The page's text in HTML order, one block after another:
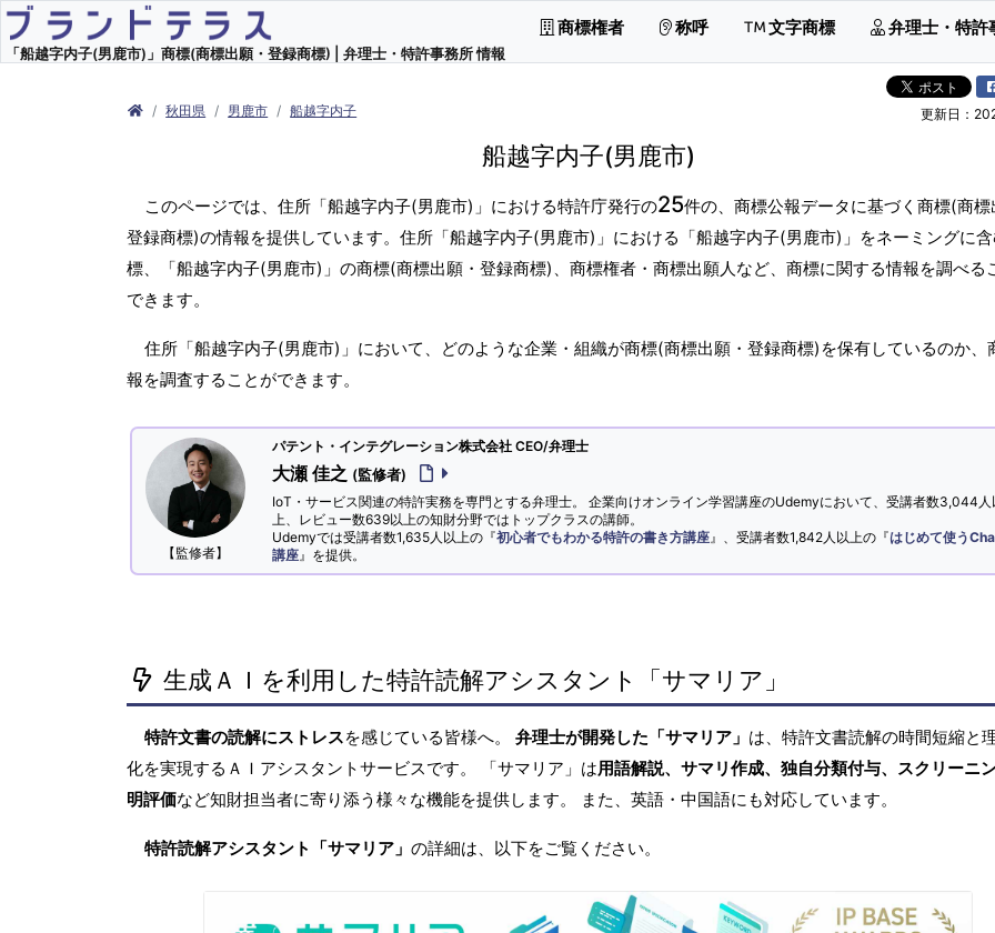
「船越字内子(男鹿市)」商標(商標出願・登録商標) | 弁理士・特許事務所 情報
商標権者 称呼 文字商標 弁理士・特許
秋田県 男鹿市 船越字内子 更新日：
船越字内子(男鹿市)
このページでは、住所「船越字内子(男鹿市)」における特許庁発行の25件の、商標公報データに基づく商標(商標
登録商標)の情報を提供しています。住所「船越字内子(男鹿市)」における「船越字内子(男鹿市)」をネーミングに
標、「船越字内子(男鹿市)」の商標(商標出願・登録商標)、商標権者・商標出願人など、商標に関する情報を調べる
できます。
住所「船越字内子(男鹿市)」において、どのような企業・組織が商標(商標出願・登録商標)を保有しているのか、
報を調査することができます。
【監修者】
パテント・インテグレーション株式会社 CEO/弁理士
大瀬 佳之 (監修者)
IoT・サービス関連の特許実務を専門とする弁理士。 企業向けオンライン学習講座のUdemyにおいて、受講者数3,044人
上、レビュー数639以上の知財分野ではトップクラスの講師。
Udemyでは受講者数1,635人以上の『初心者でもわかる特許の書き方講座 』、受講者数1,842人以上の『はじめて使う
講座 』を提供。
生成ＡＩを利用した特許読解アシスタント「サマリア」
特許文書の読解にストレスを感じている皆様へ。 弁理士が開発した「サマリア」 は、特許文書読解の時間短縮と
化を実現するＡＩアシスタントサービスです。 「サマリア」は用語解説、サマリ作成、独自分類付与、スクリーニ
明評価など知財担当者に寄り添う様々な機能を提供します。 また、英語・中国語にも対応しています。
特許読解アシスタント「サマリア」 の詳細は、以下をご覧ください。